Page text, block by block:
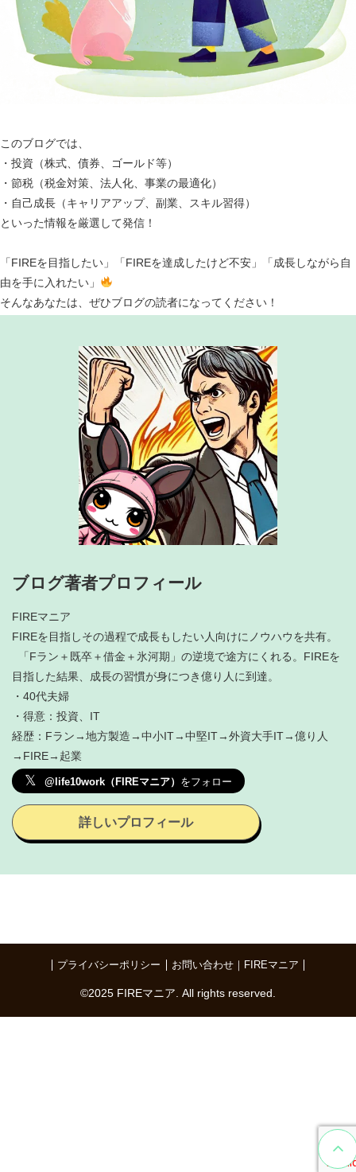
このブログでは、
・投資（株式、債券、ゴールド等）
・節税（税金対策、法人化、事業の最適化）
・自己成長（キャリアアップ、副業、スキル習得）
といった情報を厳選して発信！
「FIREを目指したい」「FIREを達成したけど不安」「成長しながら自
由を手に入れたい」
そんなあなたは、ぜひブログの読者になってください！
ブログ著者プロフィール
FIREマニア
FIREを目指しその過程で成長もしたい人向けにノウハウを共有。
「Fラン＋既卒＋借金＋氷河期」の逆境で途方にくれる。FIREを
目指した結果、成長の習慣が身につき億り人に到達。
・40代夫婦
・得意：投資、IT
経歴：Fラン→地方製造→中小IT→中堅IT→外資大手IT→億り人
→FIRE→起業
𝕏 @life10work（FIREマニア） をフォロー
詳しいプロフィール
To
Page
プライバシーポリシー お問い合わせ｜FIREマニア
©️2025 FIREマニア. All rights reserved.